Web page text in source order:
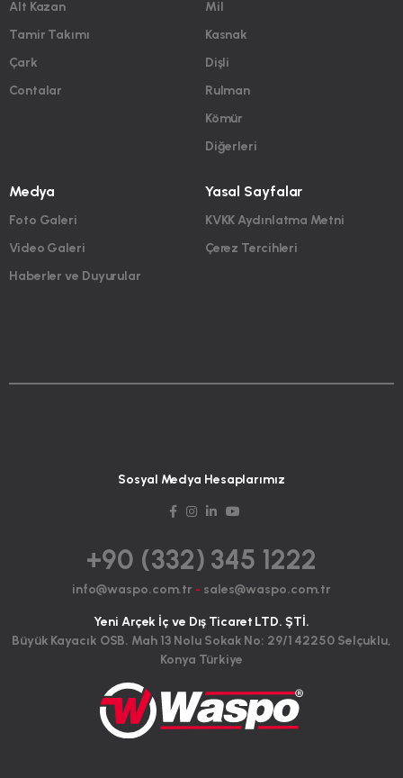
Alt Kazan
Tamir Takımı
Çark
Contalar
Mil
Kasnak
Dişli
Rulman
Kömür
Diğerleri
Medya
Foto Galeri
Video Galeri
Haberler ve Duyurular
Yasal Sayfalar
KVKK Aydınlatma Metni
Çerez Tercihleri
Sosyal Medya Hesaplarımız
+90 (332) 345 1222
info@waspo.com.tr - sales@waspo.com.tr
Yeni Arçek İç ve Dış Ticaret LTD. ŞTİ.
Büyük Kayacık OSB. Mah 13 Nolu Sokak No: 29/1 42250 Selçuklu,
Konya Türkiye